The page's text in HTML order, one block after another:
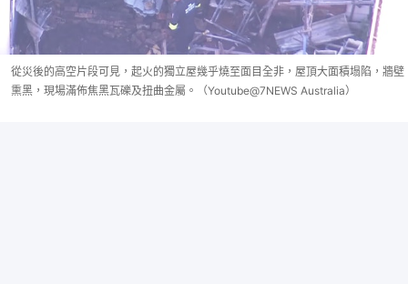
從災後的高空片段可見，起火的獨立屋幾乎燒至面目全非，屋頂大面積塌陷，牆壁
熏黑，現場滿佈焦黑瓦礫及扭曲金屬。（Youtube@7NEWS Australia）